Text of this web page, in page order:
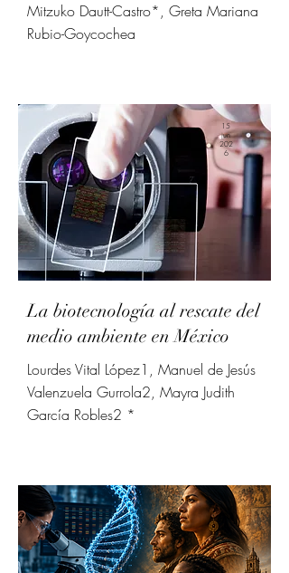
Mitzuko Dautt-Castro*, Greta Mariana
Rubio-Goycochea
15
jun
202
6
La biotecnología al rescate del
medio ambiente en México
Lourdes Vital López1, Manuel de Jesús
Valenzuela Gurrola2, Mayra Judith
García Robles2 *
3 jun
202